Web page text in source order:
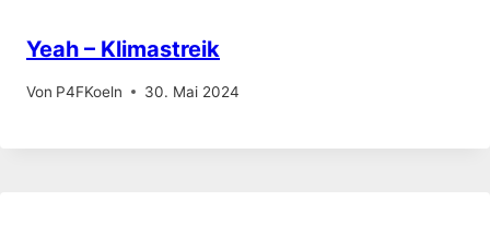
Yeah – Klimastreik
Von P4FKoeln 30. Mai 2024